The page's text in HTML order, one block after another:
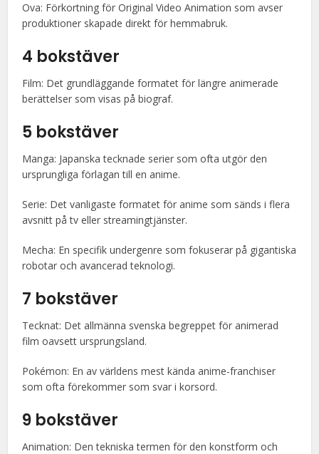
Ova: Förkortning för Original Video Animation som avser
produktioner skapade direkt för hemmabruk.
4 bokstäver
Film: Det grundläggande formatet för längre animerade
berättelser som visas på biograf.
5 bokstäver
Manga: Japanska tecknade serier som ofta utgör den
ursprungliga förlagan till en anime.
Serie: Det vanligaste formatet för anime som sänds i flera
avsnitt på tv eller streamingtjänster.
Mecha: En specifik undergenre som fokuserar på gigantiska
robotar och avancerad teknologi.
7 bokstäver
Tecknat: Det allmänna svenska begreppet för animerad
film oavsett ursprungsland.
Pokémon: En av världens mest kända anime-franchiser
som ofta förekommer som svar i korsord.
9 bokstäver
Animation: Den tekniska termen för den konstform och